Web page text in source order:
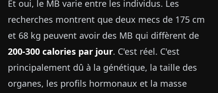
Et oui, le MB varie entre les individus. Les
recherches montrent que deux mecs de 175 cm
et 68 kg peuvent avoir des MB qui diffèrent de
200-300 calories par jour. C'est réel. C'est
principalement dû à la génétique, la taille des
organes, les profils hormonaux et la masse